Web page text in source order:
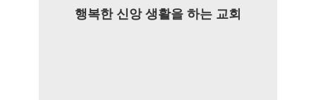
행복한 신앙 생활을 하는 교회